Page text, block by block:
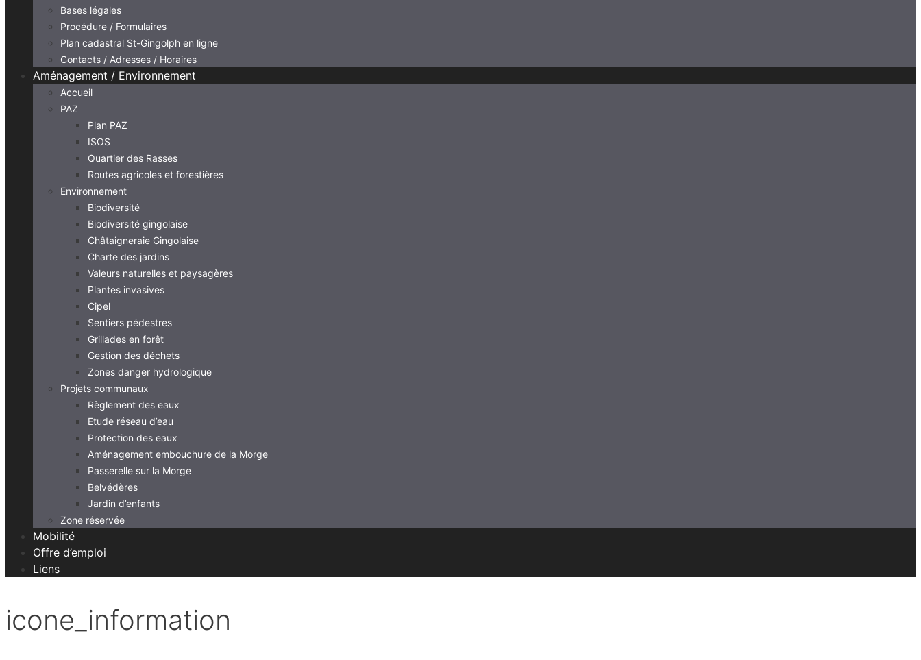
Bases légales
Procédure / Formulaires
Plan cadastral St-Gingolph en ligne
Contacts / Adresses / Horaires
Aménagement / Environnement
Accueil
PAZ
Plan PAZ
ISOS
Quartier des Rasses
Routes agricoles et forestières
Environnement
Biodiversité
Biodiversité gingolaise
Châtaigneraie Gingolaise
Charte des jardins
Valeurs naturelles et paysagères
Plantes invasives
Cipel
Sentiers pédestres
Grillades en forêt
Gestion des déchets
Zones danger hydrologique
Projets communaux
Règlement des eaux
Etude réseau d’eau
Protection des eaux
Aménagement embouchure de la Morge
Passerelle sur la Morge
Belvédères
Jardin d’enfants
Zone réservée
Mobilité
Offre d’emploi
Liens
icone_information